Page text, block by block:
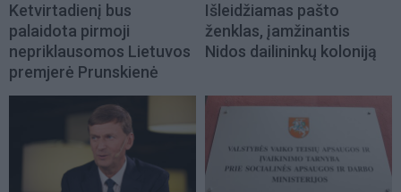
Ketvirtadienį bus
palaidota pirmoji
nepriklausomos Lietuvos
premjerė Prunskienė
Išleidžiamas pašto
ženklas, įamžinantis
Nidos dailininkų koloniją